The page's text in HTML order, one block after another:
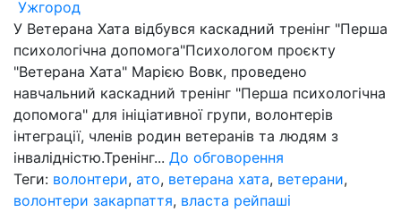
Ужгород
У Ветерана Хата відбувся каскадний тренінг "Перша
психологічна допомога"Психологом проєкту
"Ветерана Хата" Марією Вовк, проведено
навчальний каскадний тренінг "Перша психологічна
допомога" для ініціативної групи, волонтерів
інтеграції, членів родин ветеранів та людям з
інвалідністю.Тренінг... До обговорення
Теги: волонтери, ато, ветерана хата, ветерани,
волонтери закарпаття, власта рейпаші